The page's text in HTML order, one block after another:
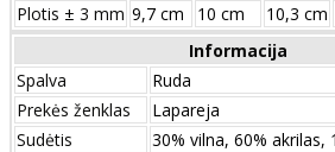
Plotis ± 3 mm 9,7 сm 10 сm 10,3 сm
Informacija
Spalva
Ruda
Prekės ženklas
Lapareja
Sudėtis
30% vilna, 60% akrilas,